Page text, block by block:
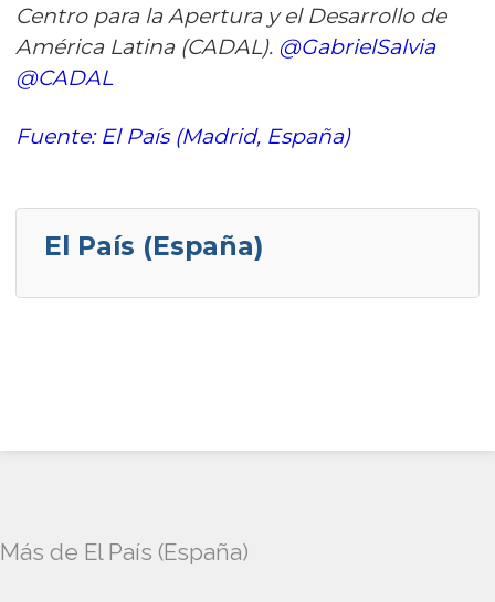
Centro para la Apertura y el Desarrollo de
América Latina (CADAL). @GabrielSalvia
@CADAL
Fuente: El País (Madrid, España)
El País (España)
Más de El País (España)